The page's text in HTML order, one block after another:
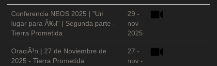
Conferencia NEOS 2025 | "Un
lugar para Ã‰l" | Segunda parte -
Tierra Prometida
29 -
nov -
2025
OraciÃ³n | 27 de Noviembre de
2025 - Tierra Prometida
27 -
nov -